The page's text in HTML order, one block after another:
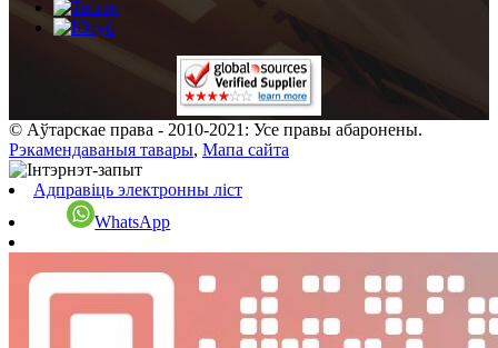
© Аўтарскае права - 2010-2021: Усе правы абаронены.
Рэкамендаваныя тавары, Мапа сайта
Адправіць электронны ліст
WhatsApp